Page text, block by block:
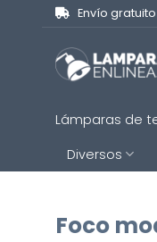
contenido
Envío
Lámparas de
Diversos
Foco